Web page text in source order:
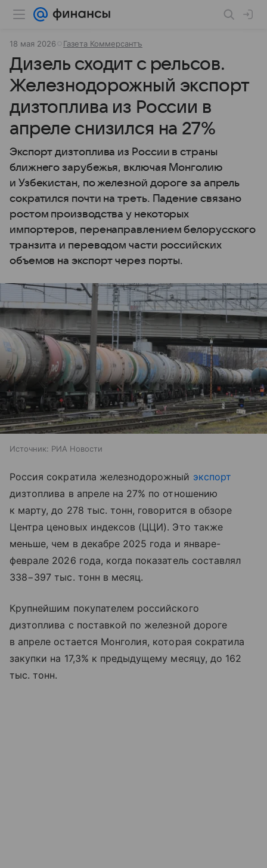
18 мая 2026 Газета Коммерсантъ
Дизель сходит с рельсов.
Железнодорожный экспорт
дизтоплива из России в
апреле снизился на 27%
Экспорт дизтоплива из России в страны
ближнего зарубежья, включая Монголию
и Узбекистан, по железной дороге за апрель
сократился почти на треть. Падение связано
ростом производства у некоторых
импортеров, перенаправлением белорусского
транзита и переводом части российских
объемов на экспорт через порты.
Источник: РИА Новости
Россия сократила железнодорожный экспорт
дизтоплива в апреле на 27% по отношению
к марту, до 278 тыс. тонн, говорится в обзоре
Центра ценовых индексов (ЦЦИ). Это также
меньше, чем в декабре 2025 года и январе-
феврале 2026 года, когда показатель составлял
338−397 тыс. тонн в месяц.
Крупнейшим покупателем российского
дизтоплива с поставкой по железной дороге
в апреле остается Монголия, которая сократила
закупки на 17,3% к предыдущему месяцу, до 162
тыс. тонн.